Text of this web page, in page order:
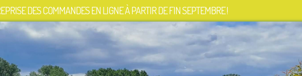
DES COMMANDES EN LIGNE À PARTIR DE FIN SEPTEMBRE !